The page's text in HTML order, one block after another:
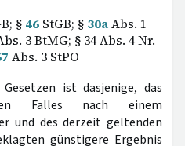
§ 46 StGB; § 30aAbs. 1
3 BtMG; § 34 Abs. 4 Nr.
Abs. 3 StPO
ist dasjenige, das
Falles nach einem
und des derzeit geltenden
günstigere Ergebnis